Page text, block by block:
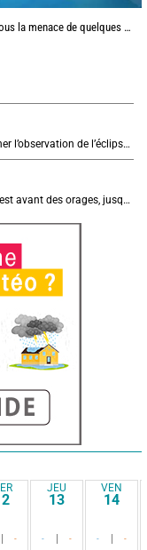
menace de quelques orages
Eclipse J-4 : le brouillard côtier du soir peut-il gâcher l’observation de l’éclipse à la plage ?
Météo aujourd'hui : très fortes chaleurs au sud-ouest avant des orages, jusqu'à 39°C
-
JEU
13
- -
VEN
14
- -